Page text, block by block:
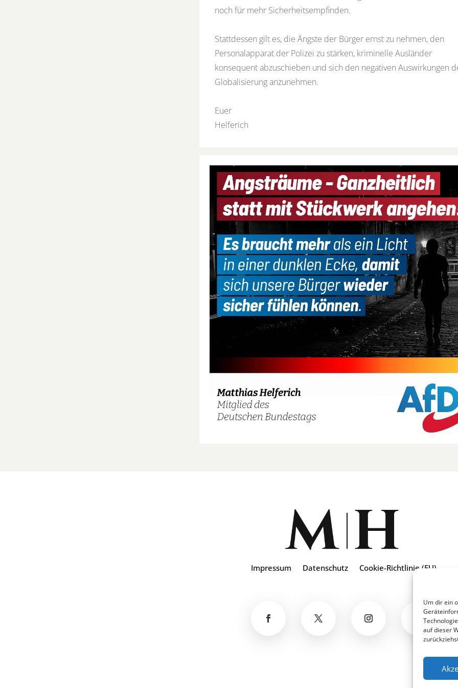
Um dir ein
auf dieser
noch für mehr Sicherheitsempfinden.
Stattdessen gilt es, die Ängste der Bürger ernst zu nehmen, den
Personalapparat der Polizei zu stärken, kriminelle Ausländer
konsequent abzuschieben und sich den negativen Auswirkungen
Globalisierung anzunehmen.
Euer
Helferich
Impressum Datenschutz Cookie-Richtlinie (EU)